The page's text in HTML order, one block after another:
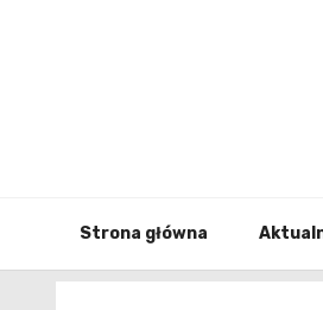
Strona główna